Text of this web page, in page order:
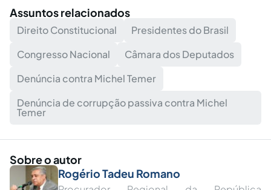
Assuntos relacionados
Direito Constitucional
Presidentes do Brasil
Congresso Nacional
Câmara dos Deputados
Denúncia contra Michel Temer
Denúncia de corrupção passiva contra Michel
Temer
Sobre o autor
Rogério Tadeu Romano